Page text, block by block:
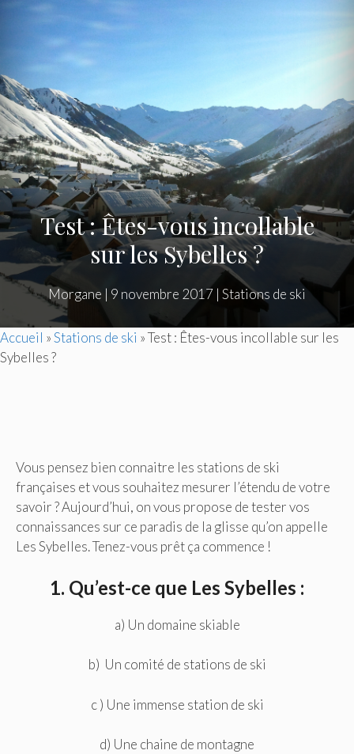
Test : Êtes-vous incollable
sur les Sybelles ?
Morgane | 9 novembre 2017 | Stations de ski
Accueil »Stations de ski »Test : Êtes-vous incollable sur les
Sybelles ?
Vous pensez bien connaitre les stations de ski
françaises et vous souhaitez mesurer l’étendu de votre
savoir ? Aujourd’hui, on vous propose de tester vos
connaissances sur ce paradis de la glisse qu’on appelle
Les Sybelles. Tenez-vous prêt ça commence !
1. Qu’est-ce que Les Sybelles :
a) Un domaine skiable
b) Un comité de stations de ski
c ) Une immense station de ski
d) Une chaine de montagne